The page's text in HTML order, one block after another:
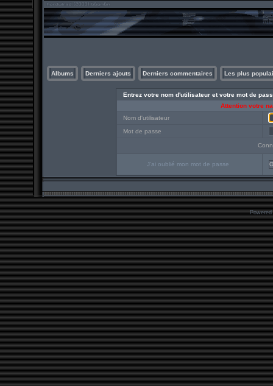
Albums Derniers ajouts Derniers commentaires Les plus
Entrez votre nom d'utilisateur et votre mot de
Attention votre
Nom d'utilisateur
Mot de passe
J'ai oublié mon mot de passe